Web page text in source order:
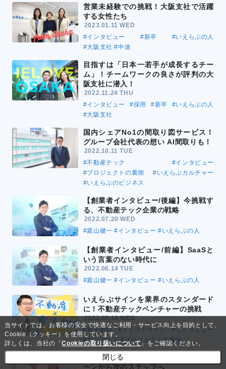
営業未経験での挑戦！大阪支社で活躍
する女性たち
2023.01.11 WED
#インタビュー
#新卒
#いえらぶの人
#大阪支社 #中途
目指すは「日本一若手が成長するチー
ム」！チームワークの良さが評判の大
阪支社に潜入！
2022.11.24 THU
#インタビュー
#採用 #新卒
#いえらぶの人
#大阪支社
国内シェアNo1の間取り図サービス！
グループ会社代表の想い AI間取りも！
2022.10.11 TUE
#不動産テック
#インタビュー
#プロジェクトの裏側
#いえらぶカルチャー
#いえらぶのビジネス
【創業者インタビュー/後編】今挑戦す
る、不動産テック企業の戦略
2022.07.20 WED
#庭山健一 #インタビュー #いえらぶの人
【創業者インタビュー/前編】SaaSと
いう言葉のない時代に
2022.06.14 TUE
#庭山健一 #インタビュー #いえらぶの人
いえらぶサインを業界のスタンダード
に！不動産テックベンチャーの挑戦
2022.05.18 WED
#電子契約
#クラウドサイン
#インタビュー
#エンジニア #プロジェクトの裏側
新入社員インタビュー｜内定者インタ
ーンから次のステップへ
当サイトでは、お客様の安全で快適なご利用・サービス向上を目的として、
Cookie（クッキー）を使用しています。
詳しくは、当社の「Cookieの取り扱いについて」をご確認ください。
閉じる